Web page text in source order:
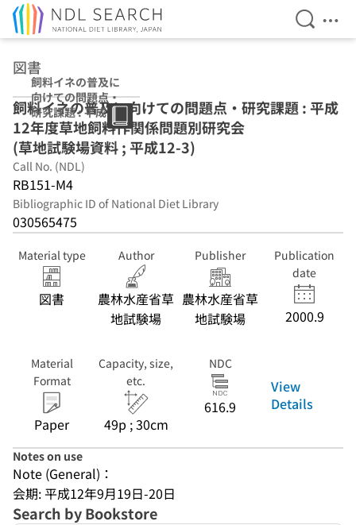
Open
図書
飼料イネの普及に
向けての問題点・
研究課題 : 平成12
年度草地飼料作関
係問題別研究会
(草地試験場資料 ;
平成12-3)
飼料イネの普及に向けての問題点・研究課題 : 平成
12年度草地飼料作関係問題別研究会
(草地試験場資料 ; 平成12-3)
Call No. (NDL)
RB151-M4
Bibliographic ID of National Diet Library
030565475
Material type
図書
Author
農林水産省草
地試験場
Publisher
農林水産省草
地試験場
Publication
date
2000.9
Material
Format
Paper
Capacity, size,
etc.
49p ; 30cm
NDC
616.9
View
Details
Notes on use
Note (General)：
会期: 平成12年9月19日-20日
Search by Bookstore